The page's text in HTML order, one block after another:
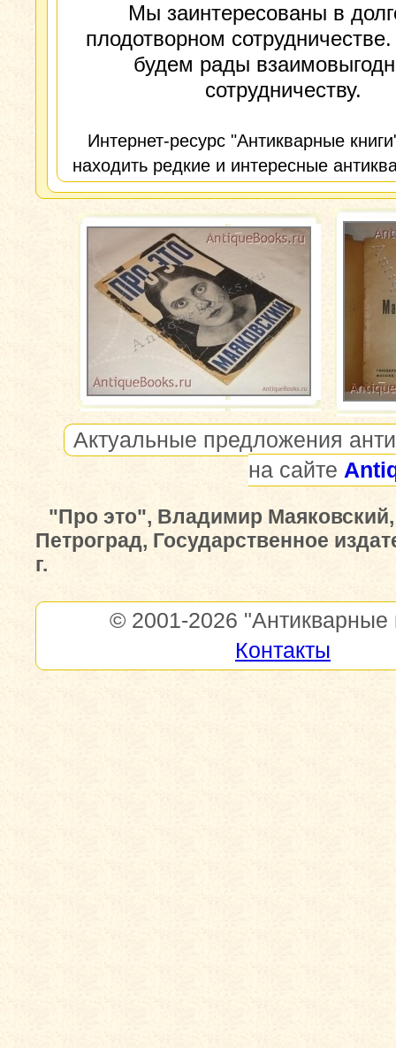
Мы заинтересованы в
плодотворном
будем рады
сотрудничеству.
Интернет-ресурс "Антикварные
находить редкие и интересные
Актуальные предложения
на сайте
"Про это", Владимир
Петроград, Государственное
г.
© 2001-2026 "Антикварные
Контакты